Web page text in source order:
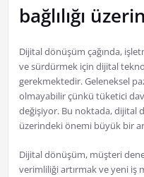
bağlılığı
Dijital dönüşüm çağında,
ve sürdürmek için dijital
gerekmektedir. Geleneksel
olmayabilir çünkü tüketici
değişiyor. Bu noktada, dijital
üzerindeki önemi büyük bir
Dijital dönüşüm, müşteri
verimliliği artırmak ve yeni